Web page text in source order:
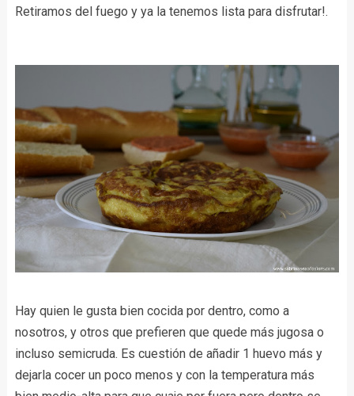
Retiramos del fuego y ya la tenemos lista para disfrutar!.
Hay quien le gusta bien cocida por dentro, como a
nosotros, y otros que prefieren que quede más jugosa o
incluso semicruda. Es cuestión de añadir 1 huevo más y
dejarla cocer un poco menos y con la temperatura más